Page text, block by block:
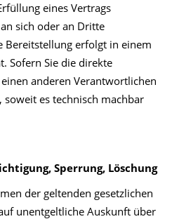
eines Vertrags
sich oder an Dritte
Bereitstellung erfolgt in einem
Sofern Sie die direkte
anderen Verantwortlichen
es technisch machbar
Sperrung, Löschung
der geltenden gesetzlichen
unentgeltliche Auskunft über